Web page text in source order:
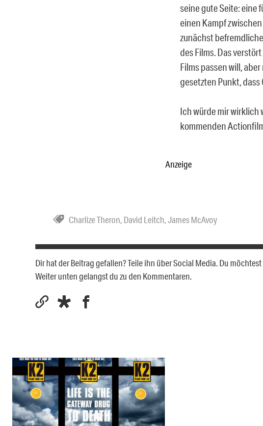
seine gute Seite: eine
einen Kampf
zunächst
des Films. Das
Films passen will,
gesetzten Punkt,
Ich würde mir wirklich
kommenden
Anzeige
Charlize Theron, David Leitch,James McAvoy
Dir hat der Beitrag gefallen? Teile ihn über Social Media. Du
Weiter unten gelangst du zu den Kommentaren.